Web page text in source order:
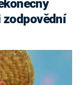
zodpovědní